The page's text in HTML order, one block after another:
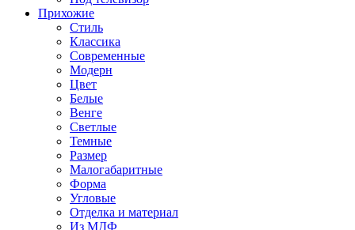
Прихожие
Стиль
Классика
Современные
Модерн
Цвет
Белые
Венге
Светлые
Темные
Размер
Малогабаритные
Форма
Угловые
Отделка и материал
Из МДФ